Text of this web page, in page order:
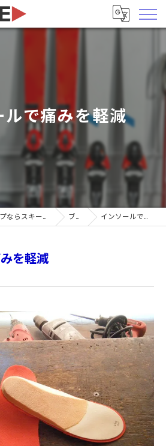
ルで痛みを軽減
名古屋でスキーショップならスキーヤーズピットエリア1 ブログ インソールで痛みを軽減
を軽減